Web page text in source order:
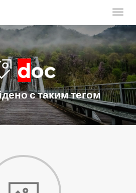
doc
с таким тегом